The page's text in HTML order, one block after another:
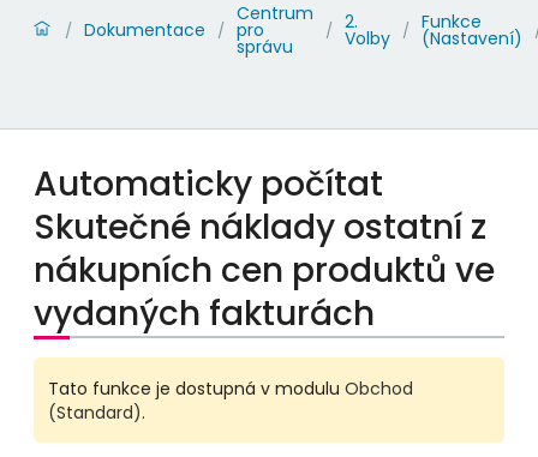
/ Dokumentace /
Centrum
pro
správu
/ 2.
Volby / Funkce
(Nastavení)
Automaticky počítat
Skutečné náklady ostatní z
nákupních cen produktů ve
vydaných fakturách
Tato funkce je dostupná v modulu Obchod
(Standard).